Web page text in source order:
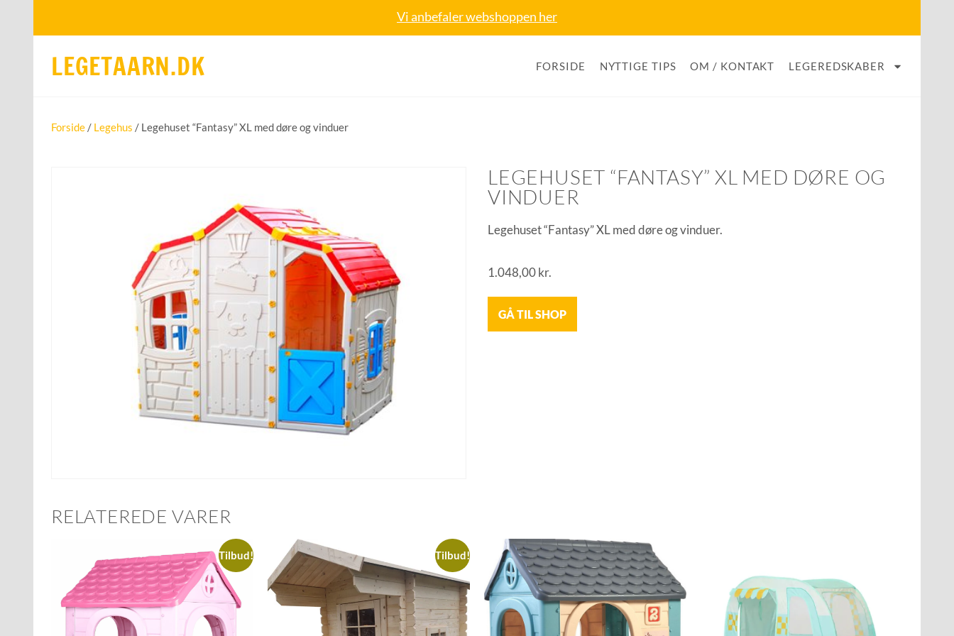
Vi anbefaler webshoppen her
LEGETAARN.DK FORSIDE NYTTIGE TIPS OM / KONTAKT LEGEREDSKABER
Forside / Legehus / Legehuset “Fantasy” XL med døre og vinduer
LEGEHUSET “FANTASY” XL MED DØRE OG
VINDUER
Legehuset “Fantasy” XL med døre og vinduer.
1.048,00kr.
GÅ TIL SHOP
RELATEREDE VARER
Tilbud! Tilbud!